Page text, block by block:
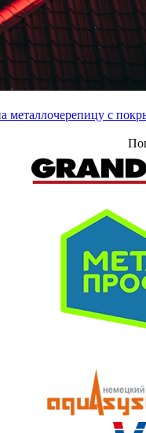
металлочерепицу с